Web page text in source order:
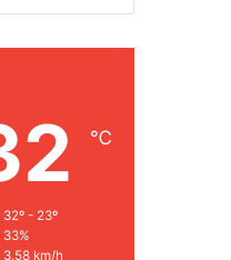
℃
32º - 23º
33%
3.58 km/h